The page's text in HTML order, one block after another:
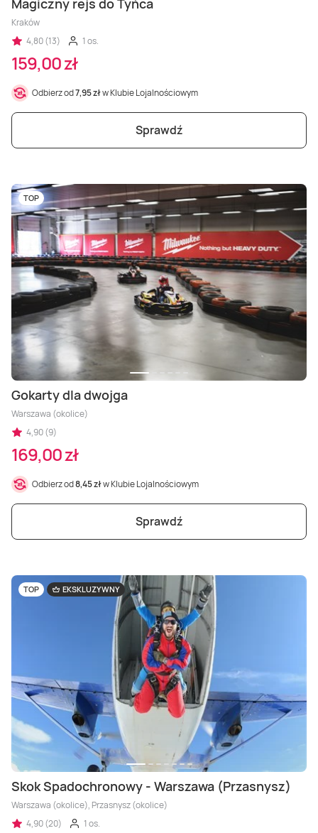
Kraków
4,80 (13)
1 os.
159,00 zł
Odbierz od7,95 złw Klubie Lojalnościowym
Sprawdź
TOP
Gokarty dla dwojga
Warszawa (okolice)
4,90 (9)
169,00 zł
Odbierz od8,45 złw Klubie Lojalnościowym
Sprawdź
TOP EKSKLUZYWNY
Skok Spadochronowy - Warszawa (Przasnysz)
Warszawa (okolice), Przasnysz (okolice)
4,90 (20)
1 os.